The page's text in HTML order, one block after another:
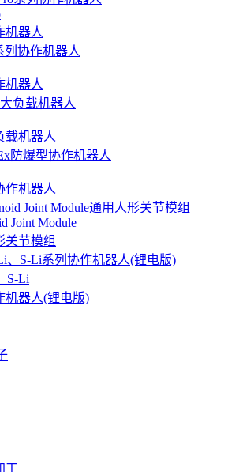
机器人
机器人
载机器人
作机器人
Joint Module
关节模组
S-Li
机器人(锂电版)